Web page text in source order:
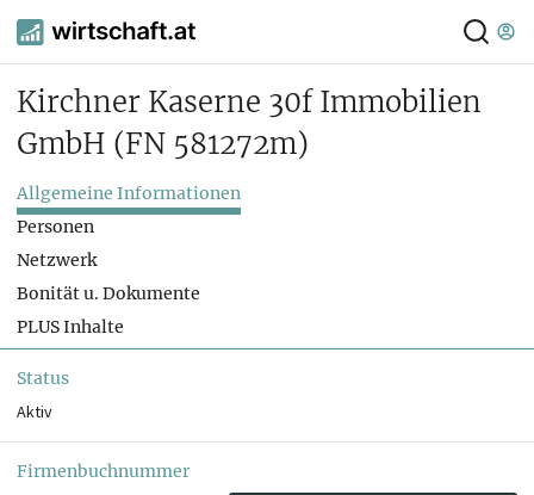
Kirchner Kaserne 30f Immobilien
GmbH (FN 581272m)
Allgemeine Informationen
Personen
Netzwerk
Bonität u. Dokumente
PLUS Inhalte
Status
Aktiv
Firmenbuchnummer